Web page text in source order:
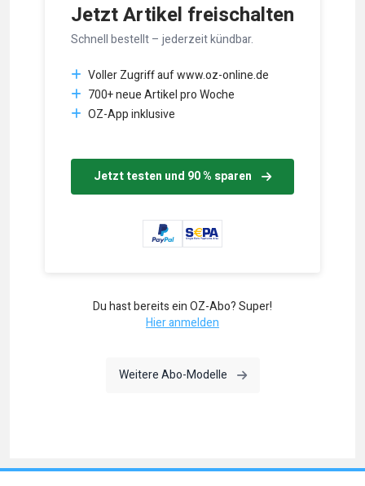
Jetzt Artikel freischalten
Schnell bestellt – jederzeit kündbar.
Voller Zugriff auf www.oz-online.de
700+ neue Artikel pro Woche
OZ-App inklusive
Jetzt testen und 90 % sparen
Du hast bereits ein OZ-Abo? Super!
Hier anmelden
Weitere Abo-Modelle